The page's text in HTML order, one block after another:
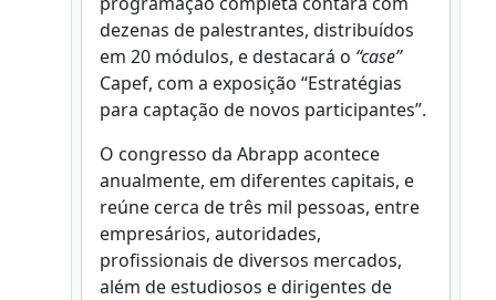
dezenas de palestrantes, distribuídos
em 20 módulos, e destacará o “case”
Capef, com a exposição “Estratégias
para captação de novos participantes”.
O congresso da Abrapp acontece
anualmente, em diferentes capitais, e
reúne cerca de três mil pessoas, entre
empresários, autoridades,
profissionais de diversos mercados,
além de estudiosos e dirigentes de